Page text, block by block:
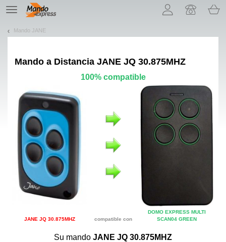
TE
navigation
Mando JANE
Mando a Distancia JANE JQ 30.875MHZ
100% compatible
JANE JQ 30.875MHZ compatible con
DOMO EXPRESS MULTI
SCAN04 GREEN
Su mando JANE JQ 30.875MHZ
¡Permítenos presentarte nuestras cookies!